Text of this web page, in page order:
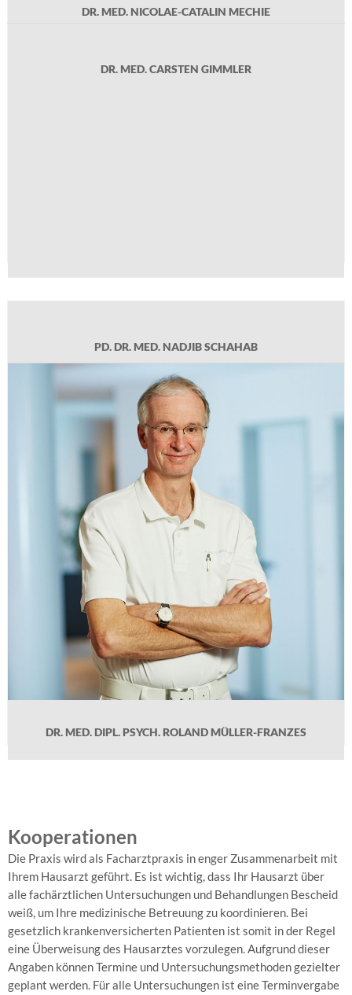
DR. MED. NICOLAE-CATALIN MECHIE
DR. MED. CARSTEN GIMMLER
DR. MED. CARSTEN GIMMLER
PD. DR. MED. NADJIB SCHAHAB
PD. DR. MED. NADJIB SCHAHAB
DR. MED. DIPL. PSYCH. ROLAND MÜLLER-FRANZES
DR. MED. DIPL. PSYCH. ROLAND
MÜLLER-FRANZES
Geb. 1955 in Reinbek bei Hamburg, Studium der Psychologie, Philosophie und
Medizin 1974 bis 1984, Diplom Psychologie 1979, Arbeit in freiberuflicher
Praxis, Promotion Medizin 1984, Facharztausbildung Innere Medizin und
Kardiologie 1984 bis 1991 an der Universitätsklinik Essen, Lehrtätigkeit
Ernährungswissenschaften, Praxiseintritt 1991.
Kooperationen
Die Praxis wird als Facharztpraxis in enger Zusammenarbeit mit
Ihrem Hausarzt geführt. Es ist wichtig, dass Ihr Hausarzt über
alle fachärztlichen Untersuchungen und Behandlungen Bescheid
weiß, um Ihre medizinische Betreuung zu koordinieren. Bei
gesetzlich krankenversicherten Patienten ist somit in der Regel
eine Überweisung des Hausarztes vorzulegen. Aufgrund dieser
Angaben können Termine und Untersuchungsmethoden gezielter
geplant werden. Für alle Untersuchungen ist eine Terminvergabe